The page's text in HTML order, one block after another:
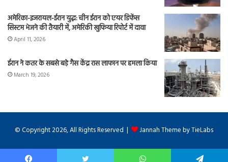
अमेरिका-इजरायल-ईरान युद्ध: चीन ईरान को एयर डिफेंस
सिस्टम भेजने की तैयारी में, अमेरिकी खुफिया रिपोर्ट में दावा
April 11, 2026
ईरान ने कतर के सबसे बड़े गैस केंद्र रास लाफान पर हमला किया
March 19, 2026
© Copyright 2026, All Rights Reserved | Jannah Theme by TieLabs